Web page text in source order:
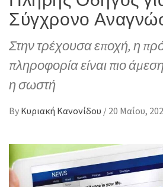
Σύγχρονο
Στην τρέχουσα εποχή, η
πληροφορία είναι πιο
η σωστή
By Κυριακή Κανονίδου / 20 Μαΐου,